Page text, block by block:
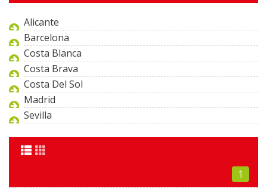
Alicante
Barcelona
Costa Blanca
Costa Brava
Costa Del Sol
Madrid
Sevilla
1